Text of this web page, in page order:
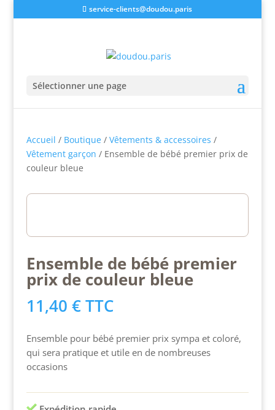
service-clients@doudou.paris
Sélectionner une page
Accueil / Boutique/ Vêtements & accessoires /
Vêtement garçon / Ensemble de bébé premier prix de
couleur bleue
Ensemble de bébé premier
prix de couleur bleue
11,40 € TTC
Ensemble pour bébé premier prix sympa et coloré,
qui sera pratique et utile en de nombreuses
occasions